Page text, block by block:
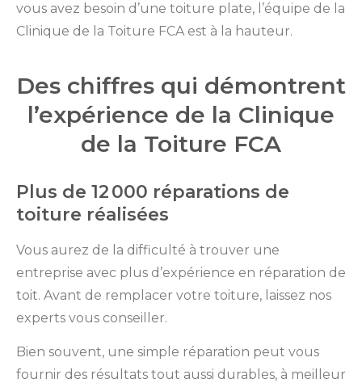
vous avez besoin d’une toiture plate, l’équipe de la
Clinique de la Toiture FCA est à la hauteur.
Des chiffres qui démontrent
l’expérience de la Clinique
de la Toiture FCA
Plus de 12 000 réparations de
toiture réalisées
Vous aurez de la difficulté à trouver une
entreprise avec plus d’expérience en réparation de
toit. Avant de remplacer votre toiture, laissez nos
experts vous conseiller.
Bien souvent, une simple réparation peut vous
fournir des résultats tout aussi durables, à meilleur